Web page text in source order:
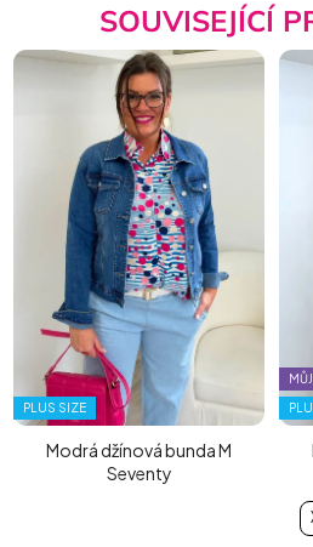
SOUVISEJÍCÍ
PLUS SIZE
Modrá džínová bunda M
Seventy